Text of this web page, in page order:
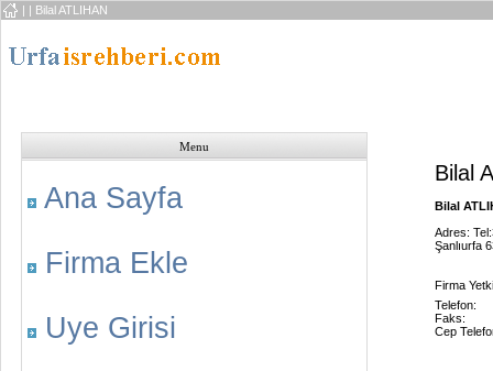
| | Bilal ATLIHAN
Menu
Ana Sayfa
Firma Ekle
Uye Girisi
Bilal
Bilal
Adres:
Şanlıurfa
Firma
Telefon:
Faks:
Cep